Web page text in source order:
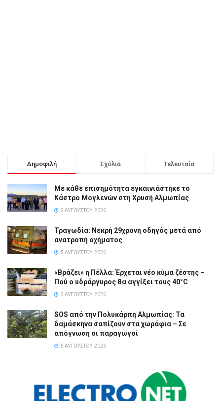
Δημοφιλή Σχόλια Τελευταία
Με κάθε επισημότητα εγκαινιάστηκε το
Κάστρο Μογλενών στη Χρυσή Αλμωπίας
2 ΑΥΓΟΎΣΤΟΥ, 2026
Τραγωδία: Νεκρή 29χρονη οδηγός μετά από
ανατροπή οχήματος
5 ΑΥΓΟΎΣΤΟΥ, 2026
«Βράζει» η Πέλλα: Έρχεται νέο κύμα ζέστης –
Πού ο υδράργυρος θα αγγίξει τους 40°C
3 ΑΥΓΟΎΣΤΟΥ, 2026
SOS από την Πολυκάρπη Αλμωπίας: Τα
δαμάσκηνα σαπίζουν στα χωράφια – Σε
απόγνωση οι παραγωγοί
5 ΑΥΓΟΎΣΤΟΥ, 2026